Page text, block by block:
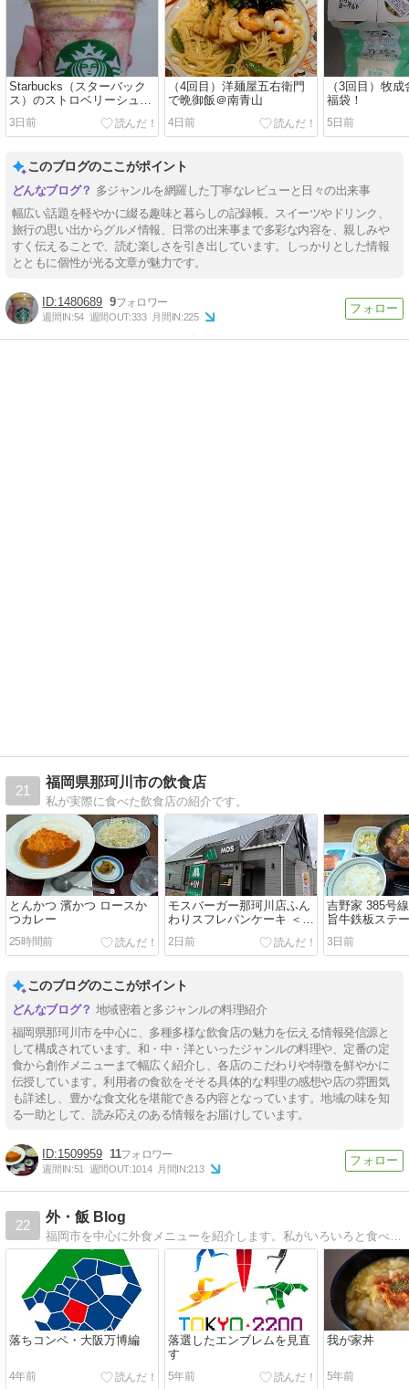
Starbucks（スターバック
ス）のストロベリーシュー
クリームフラペチーノ！
3日前
（4回目）洋麺屋五右衛門
で晩御飯＠南青山
4日前
（3回目）牧
福袋！
5日前
このブログのここがポイント
多ジャンルを網羅した丁寧なレビューと日々の出来事
幅広い話題を軽やかに綴る趣味と暮らしの記録帳。スイーツやドリンク、
旅行の思い出からグルメ情報、日常の出来事まで多彩な内容を、親しみや
すく伝えることで、読む楽しさを引き出しています。しっかりとした情報
とともに個性が光る文章が魅力です。
1480689 9
週間IN:54 週間OUT:333 月間IN:225
21
福岡県那珂川市の飲食店
私が実際に食べた飲食店の紹介です。
とんかつ 濱かつ ロースか
つカレー
25時間前
モスバーガー那珂川店ふん
わりスフレパンケーキ ＜国
産白桃ソース＞
2日前
吉野家 385号
旨牛鉄板ステ
3日前
このブログのここがポイント
地域密着と多ジャンルの料理紹介
福岡県那珂川市を中心に、多種多様な飲食店の魅力を伝える情報発信源と
して構成されています。和・中・洋といったジャンルの料理や、定番の定
食から創作メニューまで幅広く紹介し、各店のこだわりや特徴を鮮やかに
伝授しています。利用者の食欲をそそる具体的な料理の感想や店の雰囲気
も詳述し、豊かな食文化を堪能できる内容となっています。地域の味を知
る一助として、読み応えのある情報をお届けしています。
1509959 11
週間IN:51 週間OUT:1014 月間IN:213
22
外・飯 Blog
福岡市を中心に外食メニューを紹介します。私がいろいろと食べて歩いた外食の記録を、もったいないのでBlogにしてみました。
落ちコンペ・大阪万博編
4年前
落選したエンブレムを見直
す
5年前
我が家丼
5年前